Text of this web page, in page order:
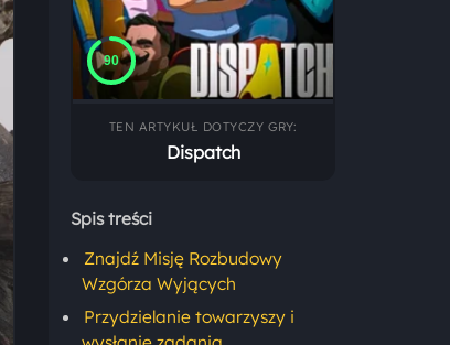
90
TEN ARTYKUŁ DOTYCZY GRY:
Dispatch
Spis treści
Znajdź Misję Rozbudowy
Wzgórza Wyjących
Przydzielanie towarzyszy i